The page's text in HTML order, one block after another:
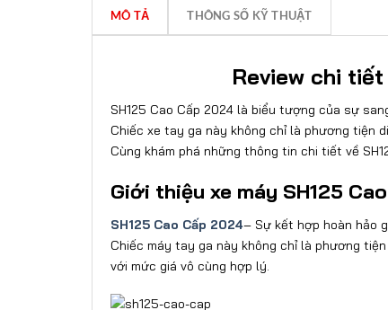
MÔ TẢ THÔNG SỐ KỸ THUẬT
Review chi
SH125 Cao Cấp 2024 là biểu tượng của sự
Chiếc xe tay ga này không chỉ là phương tiện
Cùng khám phá những thông tin chi tiết về
Giới thiệu xe máy SH125
SH125 Cao Cấp 2024– Sự kết hợp hoàn hảo
Chiếc máy tay ga này không chỉ là phương
với mức giá vô cùng hợp lý.